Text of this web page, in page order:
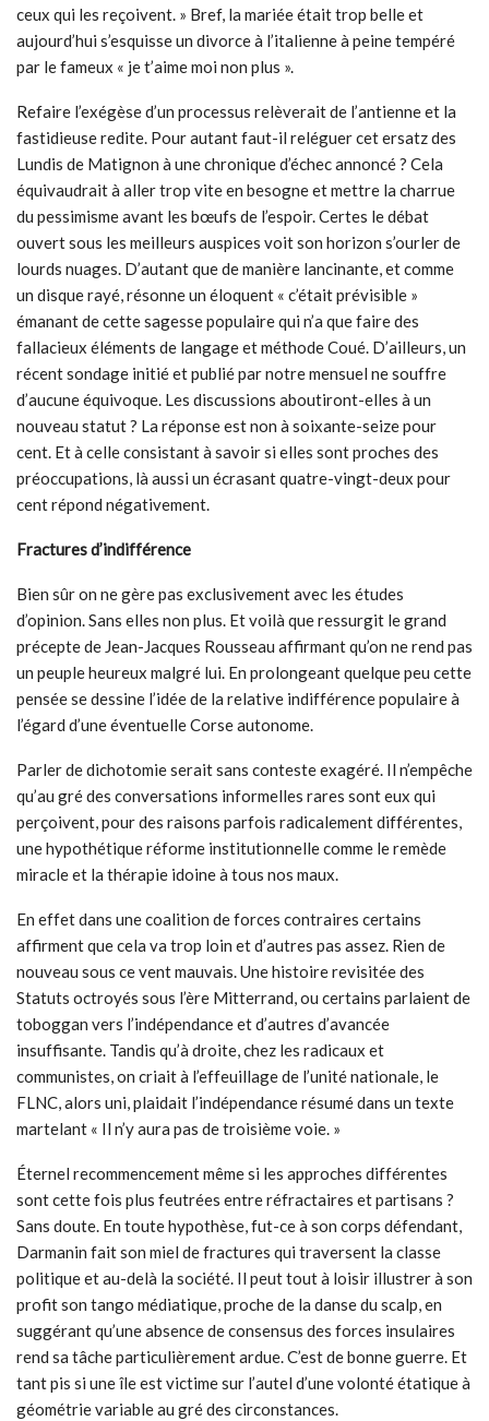
ceux qui les reçoivent. » Bref, la mariée était trop belle et
aujourd’hui s’esquisse un divorce à l’italienne à peine tempéré
par le fameux « je t’aime moi non plus ».
Refaire l’exégèse d’un processus relèverait de l’antienne et la
fastidieuse redite. Pour autant faut-il reléguer cet ersatz des
Lundis de Matignon à une chronique d’échec annoncé ? Cela
équivaudrait à aller trop vite en besogne et mettre la charrue
du pessimisme avant les bœufs de l’espoir. Certes le débat
ouvert sous les meilleurs auspices voit son horizon s’ourler de
lourds nuages. D’autant que de manière lancinante, et comme
un disque rayé, résonne un éloquent « c’était prévisible »
émanant de cette sagesse populaire qui n’a que faire des
fallacieux éléments de langage et méthode Coué. D’ailleurs, un
récent sondage initié et publié par notre mensuel ne souffre
d’aucune équivoque. Les discussions aboutiront-elles à un
nouveau statut ? La réponse est non à soixante-seize pour
cent. Et à celle consistant à savoir si elles sont proches des
préoccupations, là aussi un écrasant quatre-vingt-deux pour
cent répond négativement.
Fractures d’indifférence
Bien sûr on ne gère pas exclusivement avec les études
d’opinion. Sans elles non plus. Et voilà que ressurgit le grand
précepte de Jean-Jacques Rousseau affirmant qu’on ne rend pas
un peuple heureux malgré lui. En prolongeant quelque peu cette
pensée se dessine l’idée de la relative indifférence populaire à
l’égard d’une éventuelle Corse autonome.
Parler de dichotomie serait sans conteste exagéré. Il n’empêche
qu’au gré des conversations informelles rares sont eux qui
perçoivent, pour des raisons parfois radicalement différentes,
une hypothétique réforme institutionnelle comme le remède
miracle et la thérapie idoine à tous nos maux.
En effet dans une coalition de forces contraires certains
affirment que cela va trop loin et d’autres pas assez. Rien de
nouveau sous ce vent mauvais. Une histoire revisitée des
Statuts octroyés sous l’ère Mitterrand, ou certains parlaient de
toboggan vers l’indépendance et d’autres d’avancée
insuffisante. Tandis qu’à droite, chez les radicaux et
communistes, on criait à l’effeuillage de l’unité nationale, le
FLNC, alors uni, plaidait l’indépendance résumé dans un texte
martelant « Il n’y aura pas de troisième voie. »
Éternel recommencement même si les approches différentes
sont cette fois plus feutrées entre réfractaires et partisans ?
Sans doute. En toute hypothèse, fut-ce à son corps défendant,
Darmanin fait son miel de fractures qui traversent la classe
politique et au-delà la société. Il peut tout à loisir illustrer à son
profit son tango médiatique, proche de la danse du scalp, en
suggérant qu’une absence de consensus des forces insulaires
rend sa tâche particulièrement ardue. C’est de bonne guerre. Et
tant pis si une île est victime sur l’autel d’une volonté étatique à
géométrie variable au gré des circonstances.